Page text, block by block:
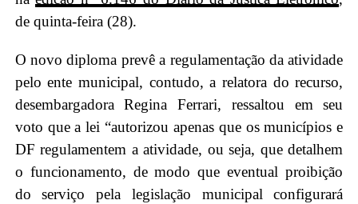
de quinta-feira (28).
O novo diploma prevê a regulamentação da atividade
pelo ente municipal, contudo, a relatora do recurso,
desembargadora Regina Ferrari, ressaltou em seu
voto que a lei “autorizou apenas que os municípios e
DF regulamentem a atividade, ou seja, que detalhem
o funcionamento, de modo que eventual proibição
do serviço pela legislação municipal configurará